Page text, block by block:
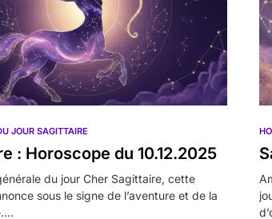
JOUR SAGITTAIRE
: Horoscope du 10.12.2025
du jour Cher Sagittaire, cette
sous le signe de l’aventure et de la